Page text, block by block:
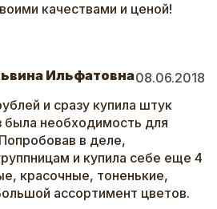
качествами и ценой!
Ильфатовна08.06.2018
и сразу купила штук
была необходимость для
в деле,
и купила себе еще 4
красочные, тоненькие,
ассортимент цветов.